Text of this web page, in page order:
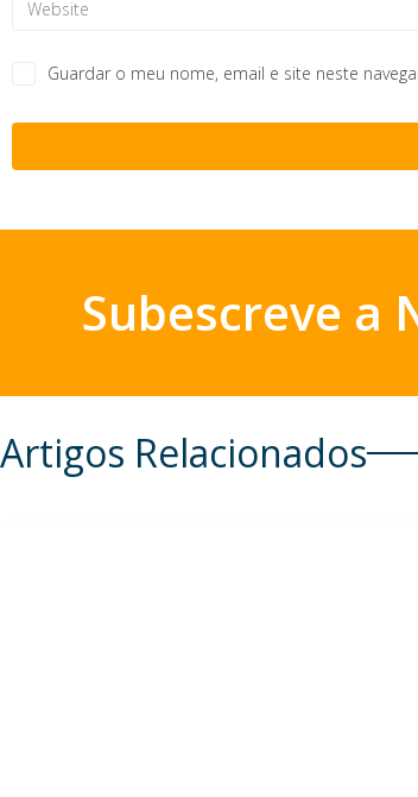
Guardar o meu nome, email e site neste
Subescreve a
Artigos Relacionados